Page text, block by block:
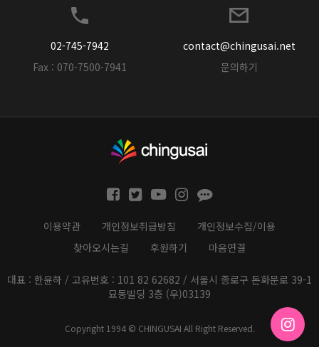
02-745-7942
Fax : 070-7500-7941
contact@chingusai.net
문의하기
이용약관 개인정보취급방침
개인정보수집/이용
찾아오시는길
후원하기 마음연결
대표 : 한윤하 / 고유번호 : 101 82 62682 / 서울시 종로구 돈화문로 39-1
묘동빌딩 3층 (우)03139
Copyright 1994 © CHINGUSAI All Right Reserved.